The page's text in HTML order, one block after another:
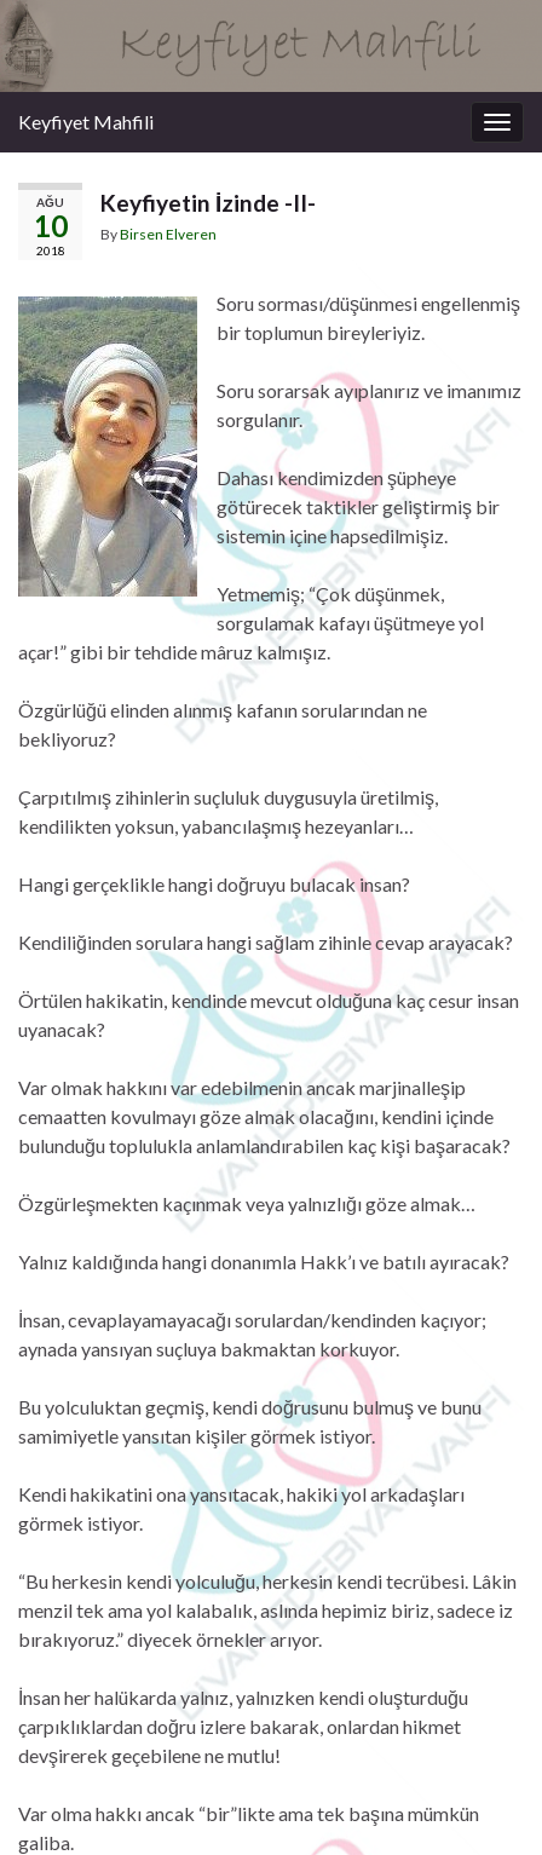
Keyfiyet Mahfili
AĞU
10
2018
Keyfiyetin İzinde -II-
ByBirsen Elveren
Soru sorması/düşünmesi engellenmiş
bir toplumun bireyleriyiz.
Soru sorarsak ayıplanırız ve imanımız
sorgulanır.
Dahası kendimizden şüpheye
götürecek taktikler geliştirmiş bir
sistemin içine hapsedilmişiz.
Yetmemiş; “Çok düşünmek,
sorgulamak kafayı üşütmeye yol
açar!” gibi bir tehdide mâruz kalmışız.
Özgürlüğü elinden alınmış kafanın sorularından ne
bekliyoruz?
Çarpıtılmış zihinlerin suçluluk duygusuyla üretilmiş,
kendilikten yoksun, yabancılaşmış hezeyanları…
Hangi gerçeklikle hangi doğruyu bulacak insan?
Kendiliğinden sorulara hangi sağlam zihinle cevap arayacak?
Örtülen hakikatin, kendinde mevcut olduğuna kaç cesur insan
uyanacak?
Var olmak hakkını var edebilmenin ancak marjinalleşip
cemaatten kovulmayı göze almak olacağını, kendini içinde
bulunduğu toplulukla anlamlandırabilen kaç kişi başaracak?
Özgürleşmekten kaçınmak veya yalnızlığı göze almak…
Yalnız kaldığında hangi donanımla Hakk’ı ve batılı ayıracak?
İnsan, cevaplayamayacağı sorulardan/kendinden kaçıyor;
aynada yansıyan suçluya bakmaktan korkuyor.
Bu yolculuktan geçmiş, kendi doğrusunu bulmuş ve bunu
samimiyetle yansıtan kişiler görmek istiyor.
Kendi hakikatini ona yansıtacak, hakiki yol arkadaşları
görmek istiyor.
“Bu herkesin kendi yolculuğu, herkesin kendi tecrübesi. Lâkin
menzil tek ama yol kalabalık, aslında hepimiz biriz, sadece iz
bırakıyoruz.” diyecek örnekler arıyor.
İnsan her halükarda yalnız, yalnızken kendi oluşturduğu
çarpıklıklardan doğru izlere bakarak, onlardan hikmet
devşirerek geçebilene ne mutlu!
Var olma hakkı ancak “bir”likte ama tek başına mümkün
galiba.